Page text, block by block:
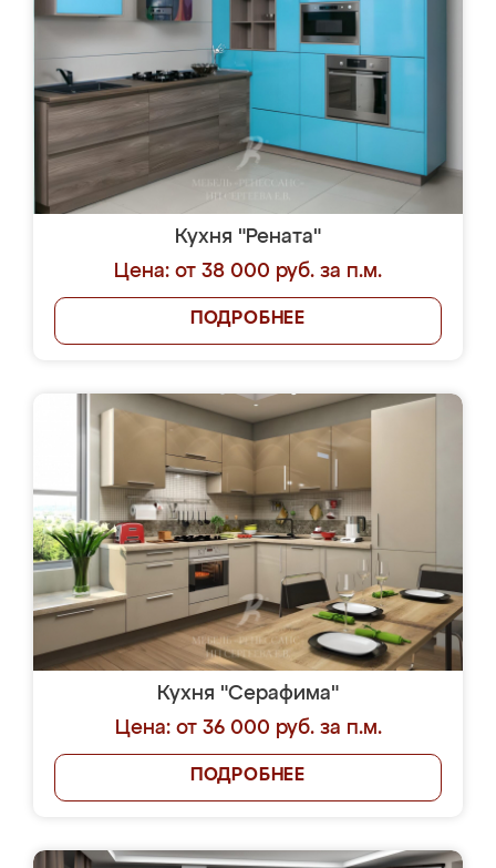
Кухня "Рената"
Цена: от 38 000 руб. за п.м.
ПОДРОБНЕЕ
Кухня "Серафима"
Цена: от 36 000 руб. за п.м.
ПОДРОБНЕЕ